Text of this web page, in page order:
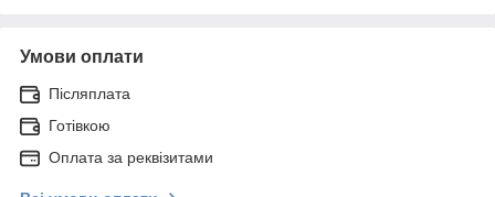
Умови оплати
Післяплата
Готівкою
Оплата за реквізитами